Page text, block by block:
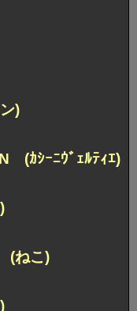
)
(ｶｼｰﾆｳﾞｪﾙﾃｨｴ)
(ねこ)